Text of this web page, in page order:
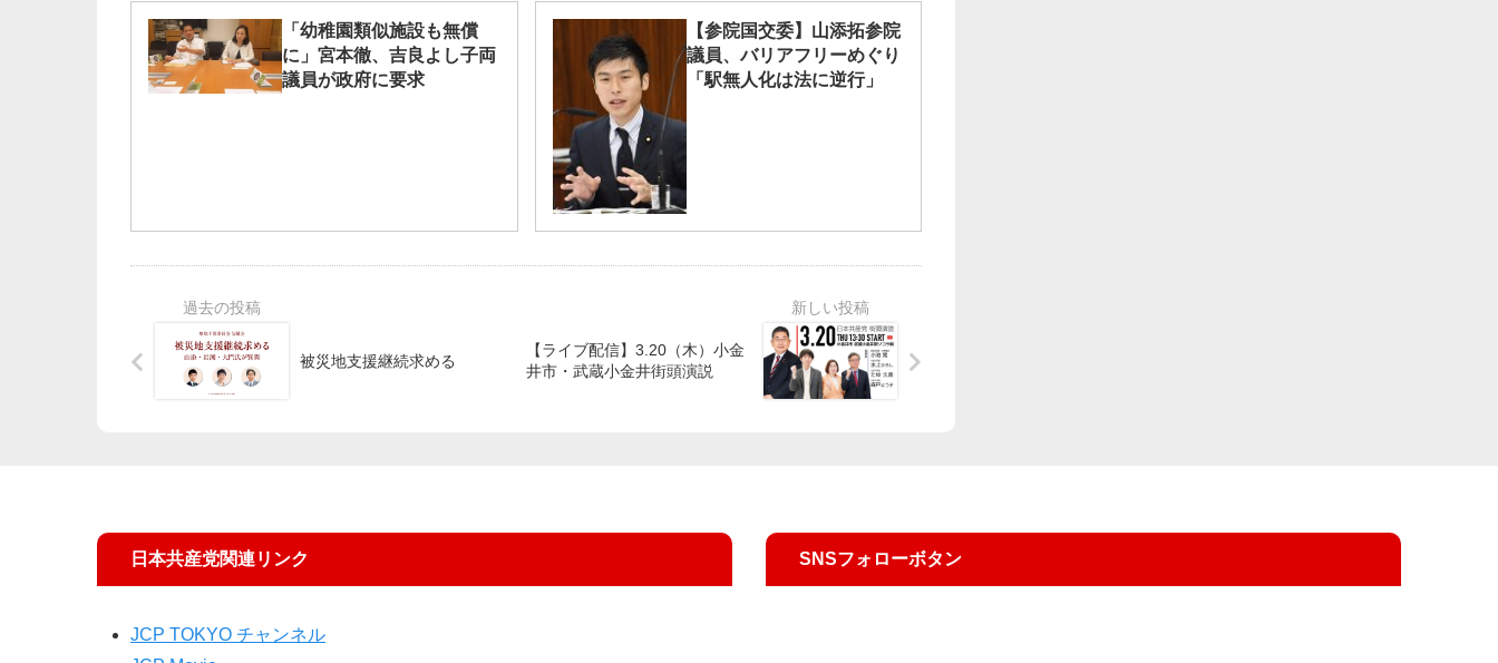
「幼稚園類似施設も無償
に」宮本徹、吉良よし子両
議員が政府に要求
【参院国交委】山添拓参院
議員、バリアフリーめぐり
「駅無人化は法に逆行」
被災地支援継続求める
【ライブ配信】3.20（木）小金
井市・武蔵小金井街頭演説
日本共産党関連リンク
JCP TOKYO チャンネル
SNSフォローボタン